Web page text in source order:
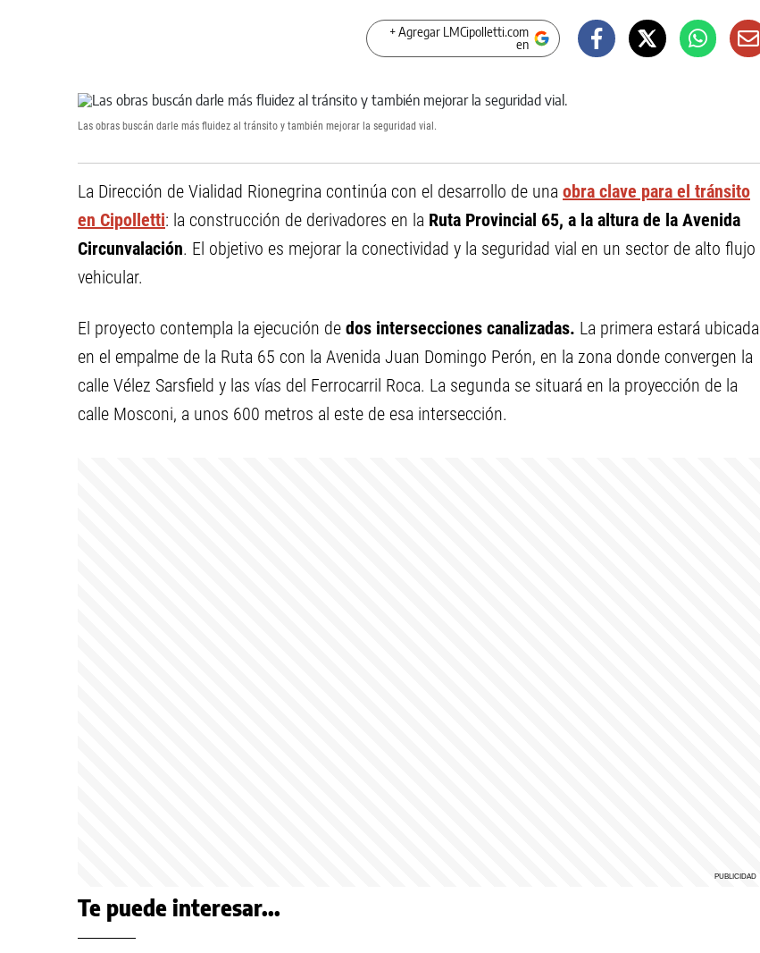
+ Agregar LMCipolletti.com
en
Las obras buscán darle más fluidez al tránsito y también mejorar la seguridad vial.
La Dirección de Vialidad Rionegrina continúa con el desarrollo de una obra clave para el tránsito
en Cipolletti: la construcción de derivadores en la Ruta Provincial 65, a la altura de la Avenida
Circunvalación. El objetivo es mejorar la conectividad y la seguridad vial en un sector de alto flujo
vehicular.
El proyecto contempla la ejecución de dos intersecciones canalizadas. La primera estará ubicada
en el empalme de la Ruta 65 con la Avenida Juan Domingo Perón, en la zona donde convergen la
calle Vélez Sarsfield y las vías del Ferrocarril Roca. La segunda se situará en la proyección de la
calle Mosconi, a unos 600 metros al este de esa intersección.
Te puede interesar...